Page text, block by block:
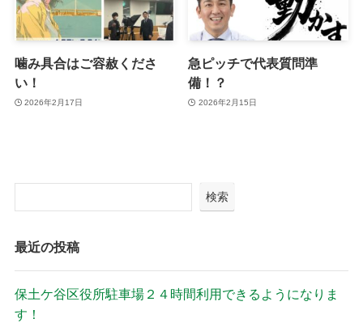
噛み具合はご容赦くださ
い！
2026年2月17日
急ピッチで代表質問準
備！？
2026年2月15日
検索
最近の投稿
保土ケ谷区役所駐車場２４時間利用できるようになりま
す！